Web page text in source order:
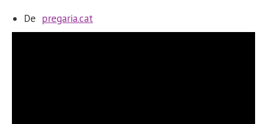
De pregaria.cat